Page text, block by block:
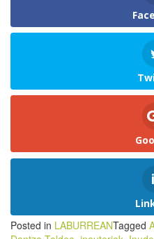
Posted in LABURREANTagged